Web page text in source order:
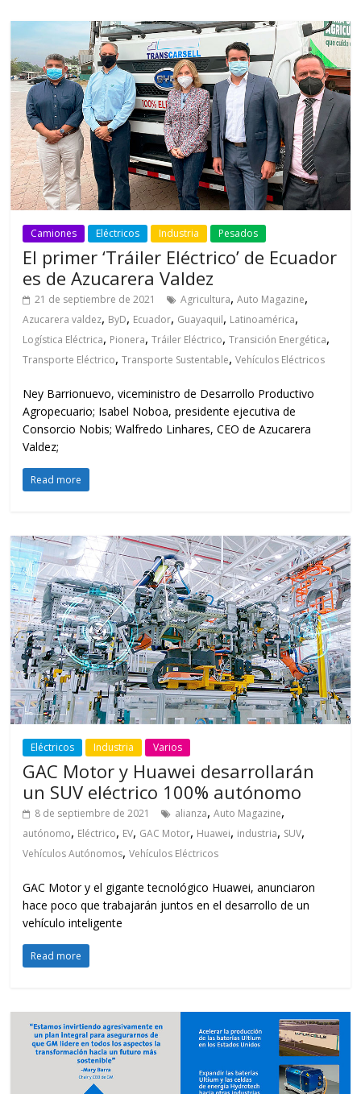
Camiones Eléctricos Industria Pesados
El primer ‘Tráiler Eléctrico’ de Ecuador
es de Azucarera Valdez
21 de septiembre de 2021 Agricultura,Auto Magazine,
Azucarera valdez, ByD, Ecuador, Guayaquil, Latinoamérica,
Logística Eléctrica, Pionera,Tráiler Eléctrico,Transición Energética,
Transporte Eléctrico,Transporte Sustentable,Vehículos Eléctricos
Ney Barrionuevo, viceministro de Desarrollo Productivo
Agropecuario; Isabel Noboa, presidente ejecutiva de
Consorcio Nobis; Walfredo Linhares, CEO de Azucarera
Valdez;
Read more
Eléctricos Industria Varios
GAC Motor y Huawei desarrollarán
un SUV eléctrico 100% autónomo
8 de septiembre de 2021 alianza,Auto Magazine,
autónomo, Eléctrico, EV, GAC Motor, Huawei, industria, SUV,
Vehículos Autónomos,Vehículos Eléctricos
GAC Motor y el gigante tecnológico Huawei, anunciaron
hace poco que trabajarán juntos en el desarrollo de un
vehículo inteligente
Read more